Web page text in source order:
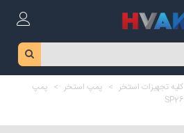
کلیه تجهیزات استخر > پمپ استخر > پمپ